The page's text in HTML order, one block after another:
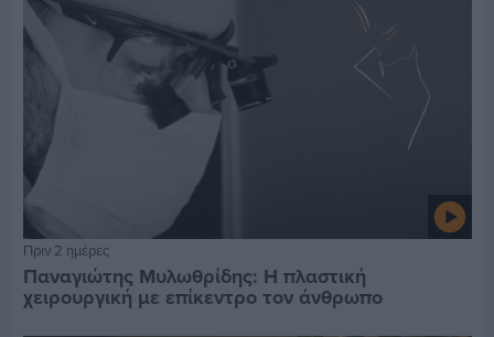
Πριν 2 ημέρες
Παναγιώτης Μυλωθρίδης: Η πλαστική
χειρουργική με επίκεντρο τον άνθρωπο